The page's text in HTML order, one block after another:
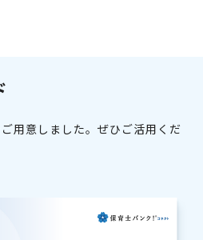
用意しました。ぜひご活用くだ